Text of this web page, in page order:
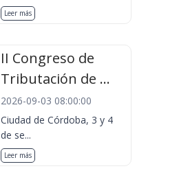
Leer más
II Congreso de
Tributación de ...
2026-09-03 08:00:00
Ciudad de Córdoba, 3 y 4
de se...
Leer más